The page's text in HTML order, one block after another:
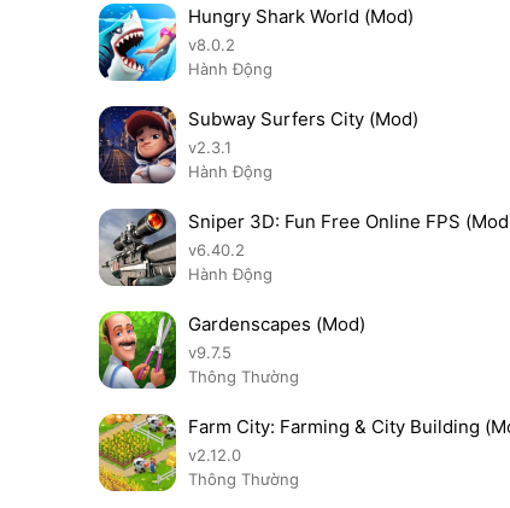
Hungry Shark World (Mod)
v8.0.2
Hành Động
Subway Surfers City (Mod)
v2.3.1
Hành Động
Sniper 3D: Fun Free Online FPS
v6.40.2
Hành Động
Gardenscapes (Mod)
v9.7.5
Thông Thường
Farm City: Farming & City Building
v2.12.0
Thông Thường